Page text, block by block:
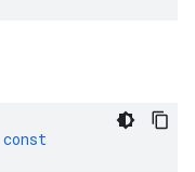
const